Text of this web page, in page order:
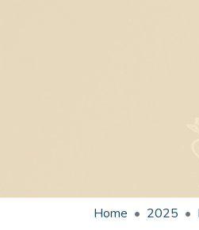
Home 2025